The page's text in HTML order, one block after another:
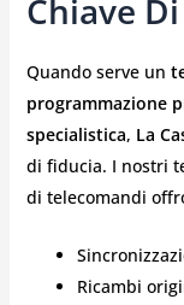
Chiave
Quando serve un
programmazione
specialistica, La
di fiducia. I nostri
di telecomandi
Ricambi